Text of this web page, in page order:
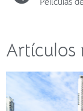
Artículos